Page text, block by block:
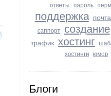
ответы пароль
поддержка почта
саппорт создание
трафик хостинг
хостинги юмор
Блоги